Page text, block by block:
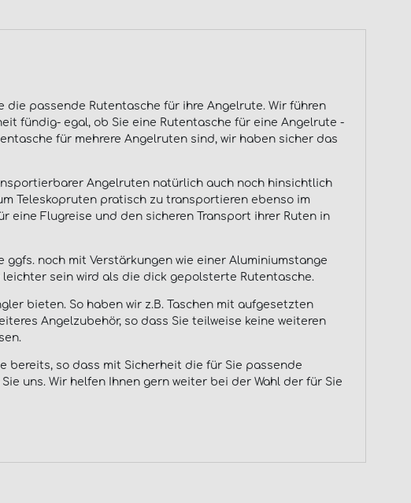
die passende Rutentasche für ihre Angelrute. Wir führen
fündig- egal, ob Sie eine Rutentasche für eine Angelrute -
für mehrere Angelruten sind, wir haben sicher das
Angelruten natürlich auch noch hinsichtlich
Teleskopruten pratisch zu transportieren ebenso im
eine Flugreise und den sicheren Transport ihrer Ruten in
noch mit Verstärkungen wie einer Aluminiumstange
sein wird als die dick gepolsterte Rutentasche.
bieten. So haben wir z.B. Taschen mit aufgesetzten
Angelzubehör, so dass Sie teilweise keine weiteren
bereits, so dass mit Sicherheit die für Sie passende
uns. Wir helfen Ihnen gern weiter bei der Wahl der für Sie